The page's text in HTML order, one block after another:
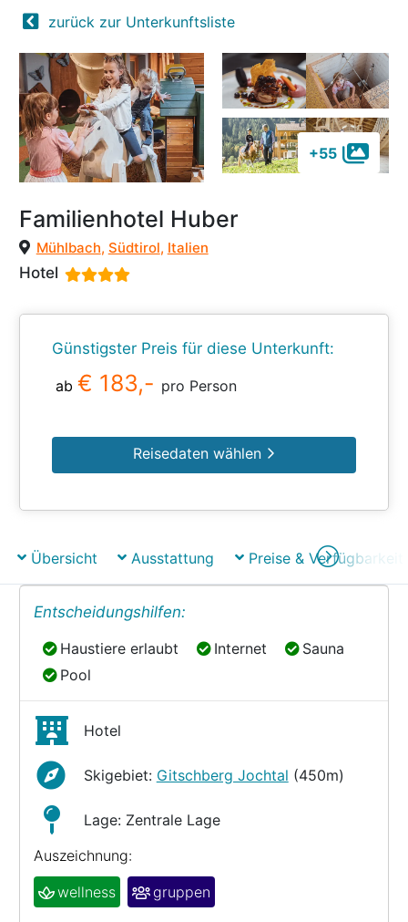
zurück zur Unterkunftsliste
+55
Familienhotel Huber
Mühlbach, Südtirol, Italien
Hotel
Günstigster Preis für diese Unterkunft:
ab € 183,- pro Person
Reisedaten wählen
Übersicht Ausstattung Preise & Verfügbarkeit
Entscheidungshilfen:
Haustiere erlaubt
Haustiere erlaubt Internet
Internet Sauna
Sauna
Pool
Pool
Hotel
Skigebiet: Gitschberg Jochtal (450m)
Lage: Zentrale Lage
Auszeichnung:
wellness
gruppen